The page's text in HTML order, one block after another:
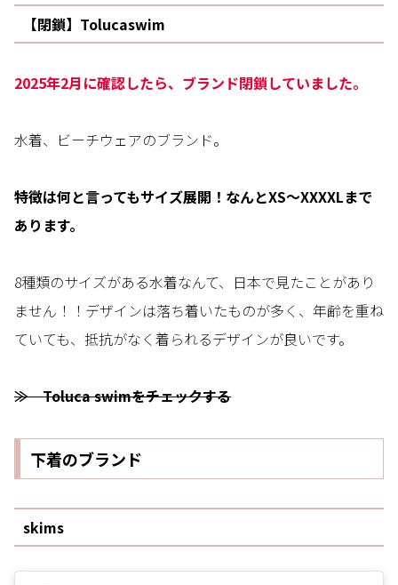
【閉鎖】Tolucaswim
2025年2月に確認したら、ブランド閉鎖していました。
水着、ビーチウェアのブランド。
特徴は何と言ってもサイズ展開！なんとXS～XXXXLまで
あります。
8種類のサイズがある水着なんて、日本で見たことがあり
ません！！デザインは落ち着いたものが多く、年齢を重ね
ていても、抵抗がなく着られるデザインが良いです。
≫ Toluca swimをチェックする
下着のブランド
skims